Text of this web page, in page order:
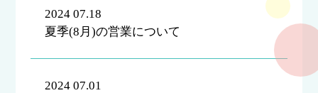
2024 07.18
夏季(8月)の営業について
2024 07.01